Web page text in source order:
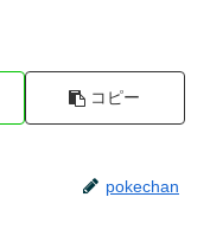
コピー
pokechan